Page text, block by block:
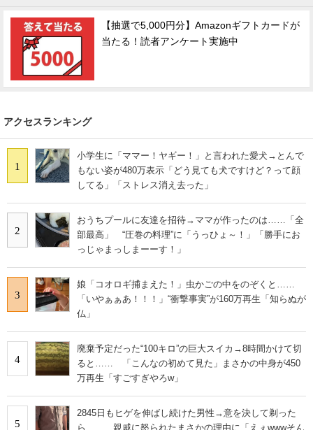
【抽選で5,000円分】Amazonギフトカードが
当たる！読者アンケート実施中
アクセスランキング
1
小学生に「ママー！ヤギー！」と言われた愛犬→とんで
もない姿が480万表示「どう見ても犬ですけど？って顔
してる」「ストレス消え去った」
2
おうちプールに友達を招待→ママが作ったのは……「全
部最高」 “圧巻の料理”に「うっひょ～！」「勝手にお
っじゃまっしまーーす！」
3
娘「コオロギ捕まえた！」虫かごの中をのぞくと……
「いやぁぁあ！！！」“衝撃事実”が160万再生「知らぬが
仏」
4
廃棄予定だった“100キロ”の巨大スイカ→8時間かけて切
ると…… 「こんなの初めて見た」まさかの中身が450
万再生「すごすぎやろw」
5
2845日もヒゲを伸ばし続けた男性→意を決して剃った
ら…… 親戚に怒られたまさかの理由に「えぇwwwそん